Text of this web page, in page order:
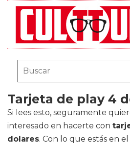
Tarjeta de play 4
Si lees esto, seguramente
interesado en hacerte con
dolares. Con lo que estás en